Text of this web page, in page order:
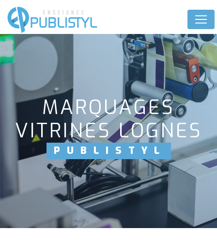
MARQUAGES
VITRINES LOGNES
PUBLISTYL
Panneau de gestion des cookies